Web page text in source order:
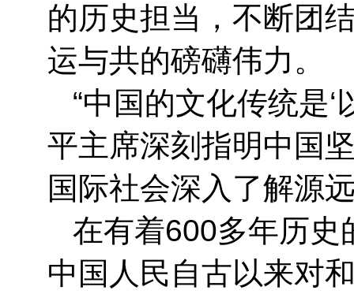
的历史担当，不断团
运与共的磅礴伟力。
“中国的文化传统是
平主席深刻指明中国
国际社会深入了解源
在有着600多年历史
中国人民自古以来对